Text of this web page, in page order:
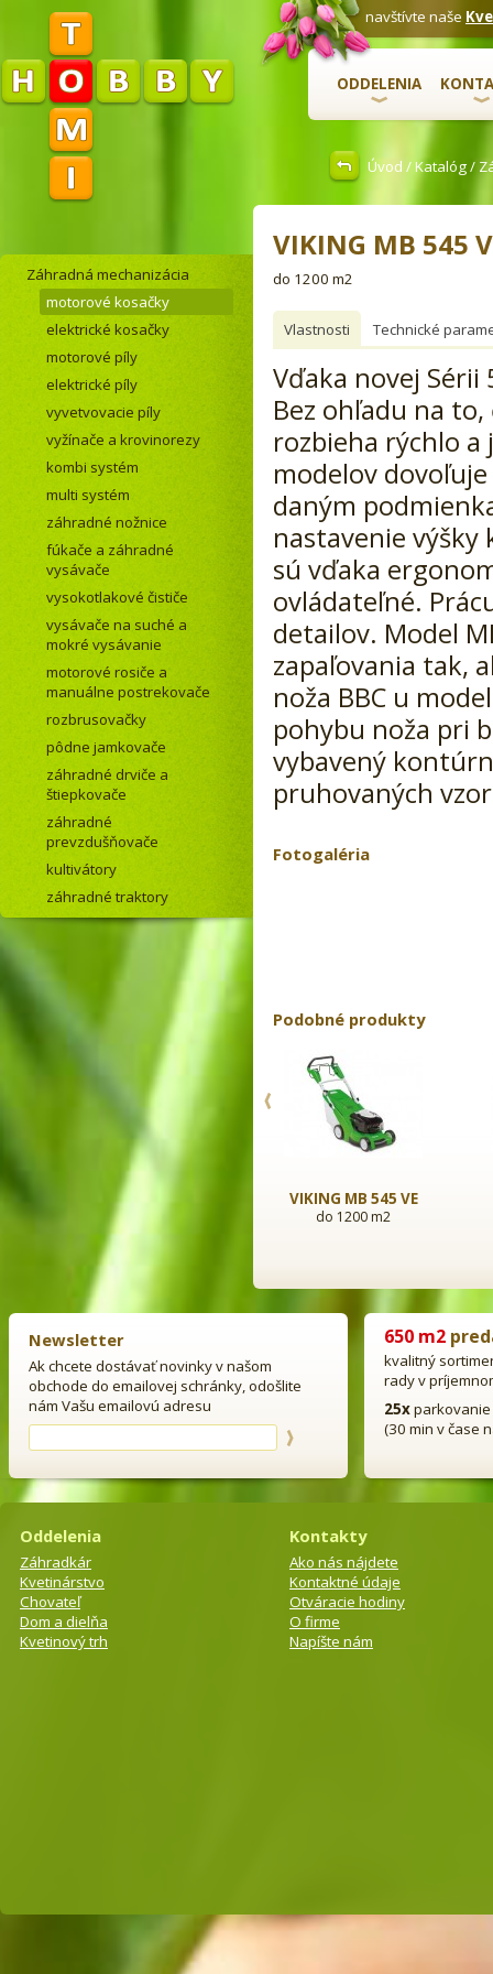
navštívte naše
ODDELENIA
Úvod / Katalóg/
Záhradná mechanizácia
motorové kosačky
elektrické kosačky
motorové píly
elektrické píly
vyvetvovacie píly
vyžínače a krovinorezy
kombi systém
multi systém
záhradné nožnice
fúkače a záhradné
vysávače
vysokotlakové čističe
vysávače na suché a
mokré vysávanie
motorové rosiče a
manuálne postrekovače
rozbrusovačky
pôdne jamkovače
záhradné drviče a
štiepkovače
záhradné
prevzdušňovače
kultivátory
záhradné traktory
VIKING MB 545 V
do 1200 m2
Vlastnosti Technické
Vďaka novej
Bez ohľadu na
rozbieha rýchlo
modelov
daným
nastavenie výšky
sú vďaka
ovládateľné.
detailov. Model
zapaľovania tak,
noža BBC u
pohybu noža pri
vybavený
pruhovaných
Fotogaléria
Podobné produkty
VIKING MB 650 V
do 2000 m2
VIKING MB 545 VE
do 1200 m2
Newsletter
Ak chcete dostávať novinky v našom
obchode do emailovej schránky, odošlite
nám Vašu emailovú adresu
650 m2
kvalitný
rady v
25x
(30 min v čase
Oddelenia
Záhradkár
Kvetinárstvo
Chovateľ
Dom a dielňa
Kvetinový trh
Kontakty
Ako nás nájdete
Kontaktné údaje
Otváracie hodiny
O firme
Napíšte nám